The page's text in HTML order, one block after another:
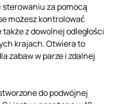
sterowaniu za pomocą
możesz kontrolować
z dowolnej odległości
krajach. Otwiera to
zabaw w parze i zdalnej
do podwójnej